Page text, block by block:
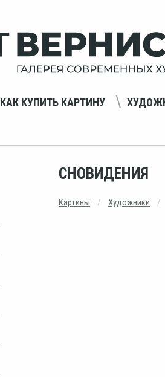
КАК КУПИТЬ КАРТИНУ
СНОВИДЕНИЯ
Картины Художники